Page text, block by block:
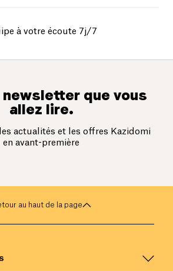
à votre écoute 7j/7
newsletter que vous
allez lire.
actualités et les offres Kazidomi
en avant-première
au haut de la page